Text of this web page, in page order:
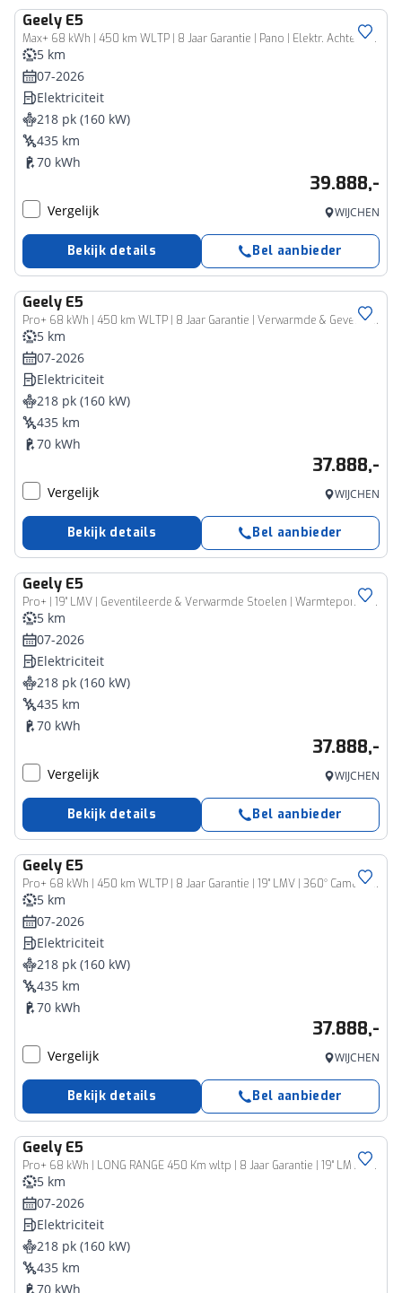
Geely E5
Max+ 68 kWh | 450 km WLTP | 8 Jaar Garantie | Pano | Elektr. Achterklep | 360° Camera | Warmtepomp | Verwarmde & Geventileerde Stoelen
5 km
07-2026
Elektriciteit
218 pk (160 kW)
435 km
70 kWh
39.888,-
Vergelijk WIJCHEN
Bekijk details Bel aanbieder
Geely E5
Pro+ 68 kWh | 450 km WLTP | 8 Jaar Garantie | Verwarmde & Geventileerde Stoelen | 360° Camera | Warmtepomp
5 km
07-2026
Elektriciteit
218 pk (160 kW)
435 km
70 kWh
37.888,-
Vergelijk WIJCHEN
Bekijk details Bel aanbieder
Geely E5
Pro+ | 19" LMV | Geventileerde & Verwarmde Stoelen | Warmtepomp | 360° Camera | 450 km WLTP
5 km
07-2026
Elektriciteit
218 pk (160 kW)
435 km
70 kWh
37.888,-
Vergelijk WIJCHEN
Bekijk details Bel aanbieder
Geely E5
Pro+ 68 kWh | 450 km WLTP | 8 Jaar Garantie | 19" LMV | 360° Camera | Warmtepomp | Leder | Blind Spot
5 km
07-2026
Elektriciteit
218 pk (160 kW)
435 km
70 kWh
37.888,-
Vergelijk WIJCHEN
Bekijk details Bel aanbieder
Geely E5
Pro+ 68 kWh | LONG RANGE 450 Km wltp | 8 Jaar Garantie | 19'' LMV Verwarmde & Gekoelde Stoelen | 360° View | Warmtepomp | Leder | Blindspot
5 km
07-2026
Elektriciteit
218 pk (160 kW)
435 km
70 kWh